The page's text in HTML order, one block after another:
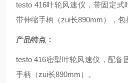
testo 416叶轮风速仪，带固定式
带伸缩手柄（zui长890mm），包
产品特点：
testo 416密型叶轮风速仪，配备
手柄（zui长890mm）。